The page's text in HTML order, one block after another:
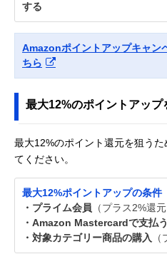
する
Amazonポイントアップキャン
ちら
最大12%のポイントアップ
最大12%のポイント還元を狙う
てください。
最大12%ポイントアップの条件
・プライム会員 （プラス2%還元
・Amazon Mastercardで支払う
・対象カテゴリー商品の購入